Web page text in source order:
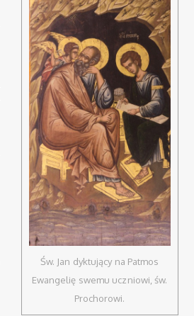
Św. Jan dyktujący na Patmos
Ewangelię swemu uczniowi, św.
Prochorowi.